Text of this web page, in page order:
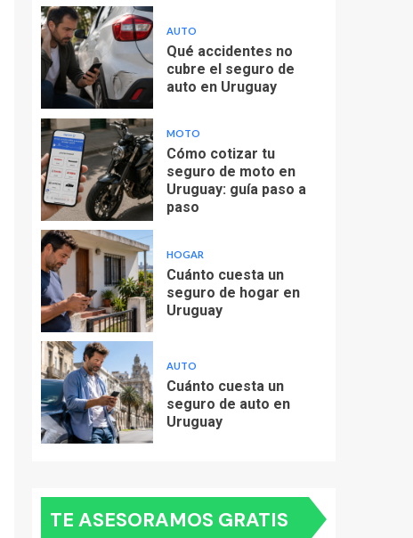
AUTO
Qué accidentes no
cubre el seguro de
auto en Uruguay
MOTO
Cómo cotizar tu
seguro de moto en
Uruguay: guía paso a
paso
HOGAR
Cuánto cuesta un
seguro de hogar en
Uruguay
AUTO
Cuánto cuesta un
seguro de auto en
Uruguay
TE ASESORAMOS GRATIS